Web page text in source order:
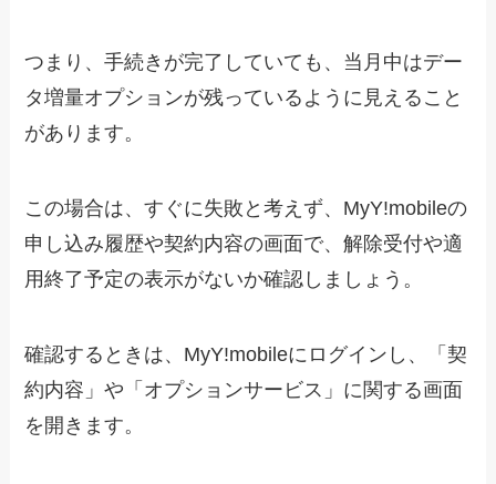
つまり、手続きが完了していても、当月中はデー
タ増量オプションが残っているように見えること
があります。
この場合は、すぐに失敗と考えず、MyY!mobileの
申し込み履歴や契約内容の画面で、解除受付や適
用終了予定の表示がないか確認しましょう。
確認するときは、MyY!mobileにログインし、「契
約内容」や「オプションサービス」に関する画面
を開きます。